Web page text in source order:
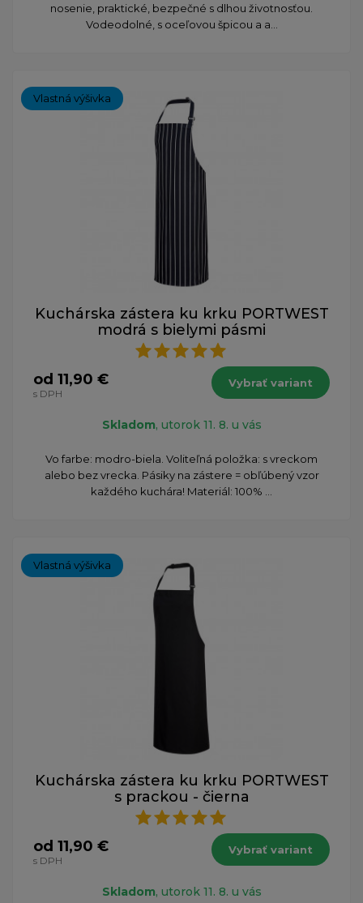
nosenie, praktické, bezpečné s dlhou životnosťou.
Vodeodolné, s oceľovou špicou a a...
Vlastná výšivka
Kuchárska zástera ku krku PORTWEST
modrá s bielymi pásmi
od 11,90 €
s DPH
Vybrať variant
Skladom, utorok 11. 8. u vás
Vo farbe: modro-biela. Voliteľná položka: s vreckom
alebo bez vrecka. Pásiky na zástere = obľúbený vzor
každého kuchára! Materiál: 100% ...
Vlastná výšivka
Kuchárska zástera ku krku PORTWEST
s prackou - čierna
od 11,90 €
s DPH
Vybrať variant
Skladom, utorok 11. 8. u vás